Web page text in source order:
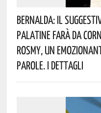
Bernalda: Il
Palatine Farà Da
Rosmy, Un
Parole. I Dettagli